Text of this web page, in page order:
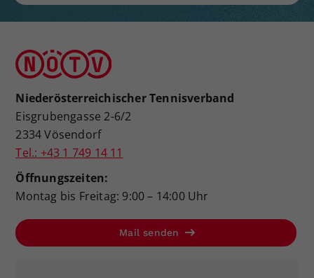
Niederösterreichischer Tennisverband
Eisgrubengasse 2-6/2
2334 Vösendorf
Tel.: +43 1 749 14 11
Öffnungszeiten:
Montag bis Freitag: 9:00 – 14:00 Uhr
Mail senden